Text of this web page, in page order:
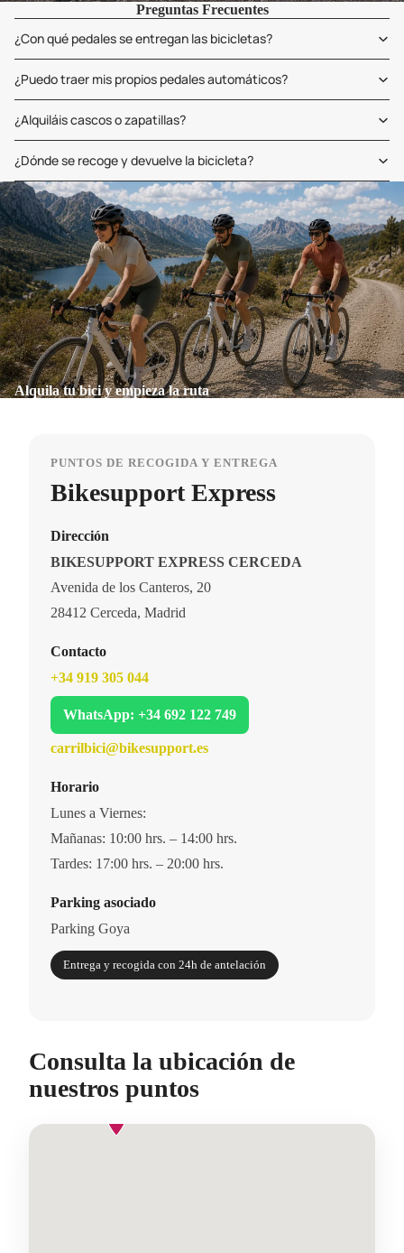
Preguntas Frecuentes
¿Con qué pedales se entregan las bicicletas?
¿Puedo traer mis propios pedales automáticos?
¿Alquiláis cascos o zapatillas?
¿Dónde se recoge y devuelve la bicicleta?
Alquila tu bici y empieza la ruta
PUNTOS DE RECOGIDA Y ENTREGA
Bikesupport Express
Dirección
BIKESUPPORT EXPRESS CERCEDA
Avenida de los Canteros, 20
28412 Cerceda, Madrid
Contacto
+34 919 305 044
WhatsApp: +34 692 122 749
carrilbici@bikesupport.es
Horario
Lunes a Viernes:
Mañanas: 10:00 hrs. – 14:00 hrs.
Tardes: 17:00 hrs. – 20:00 hrs.
Parking asociado
Parking Goya
Entrega y recogida con 24h de antelación
Consulta la ubicación de
nuestros puntos